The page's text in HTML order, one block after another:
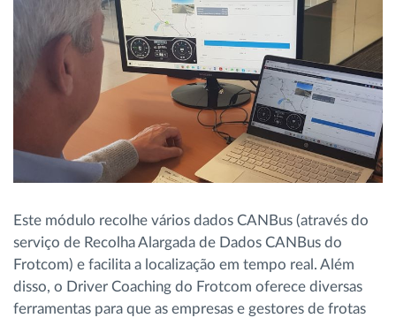
Calculadora de Benefícios
Este módulo recolhe vários dados CANBus (através do
serviço de Recolha Alargada de Dados CANBus do
Frotcom) e facilita a localização em tempo real. Além
disso, o Driver Coaching do Frotcom oferece diversas
ferramentas para que as empresas e gestores de frotas